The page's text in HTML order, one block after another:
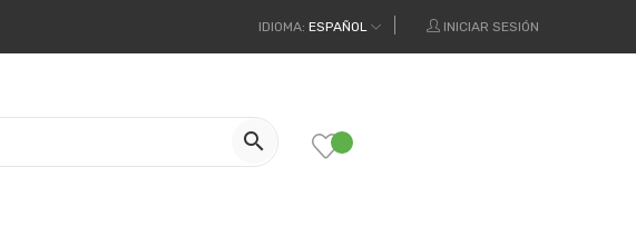
IDIOMA: ESPAÑOL INICIAR SESIÓN
